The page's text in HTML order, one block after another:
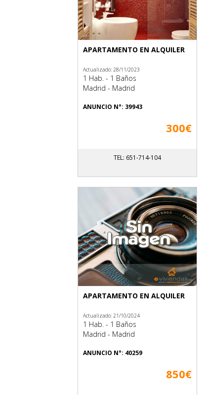
APARTAMENTO EN ALQUILER
Actualizado: 28/11/2023
1 Hab. - 1 Baños
Madrid - Madrid
ANUNCIO N°: 39943
300€
TEL: 651-714-104
APARTAMENTO EN ALQUILER
Actualizado: 21/10/2024
1 Hab. - 1 Baños
Madrid - Madrid
ANUNCIO N°: 40259
850€